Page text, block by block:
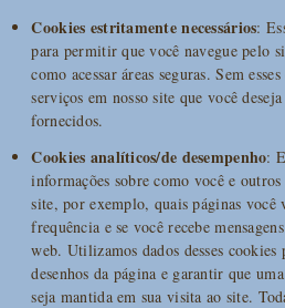
Cookies estritamente necessários:
para permitir que você navegue pelo
como acessar áreas seguras. Sem
serviços em nosso site que você
fornecidos.
Cookies analíticos/de desempenho:
informações sobre como você e
site, por exemplo, quais páginas você
frequência e se você recebe
web. Utilizamos dados desses cookies
desenhos da página e garantir que
seja mantida em sua visita ao site.